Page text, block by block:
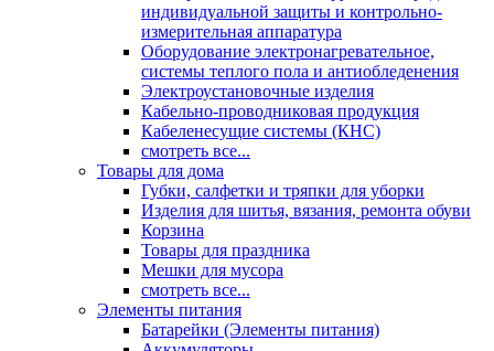
индивидуальной защиты и контрольно-
измерительная аппаратура
Оборудование электронагревательное,
системы теплого пола и антиобледенения
Электроустановочные изделия
Кабельно-проводниковая продукция
Кабеленесущие системы (КНС)
смотреть все...
Товары для дома
Губки, салфетки и тряпки для уборки
Изделия для шитья, вязания, ремонта обуви
Корзина
Товары для праздника
Мешки для мусора
смотреть все...
Элементы питания
Батарейки (Элементы питания)